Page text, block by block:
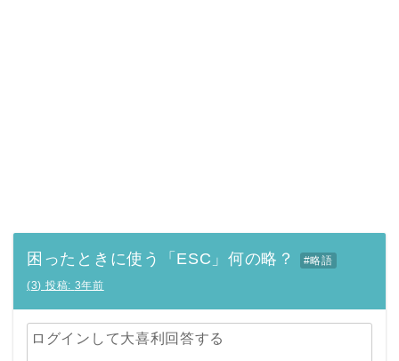
困ったときに使う「ESC」何の略？
#略語
(3) 投稿: 3年前
ログインして大喜利回答する